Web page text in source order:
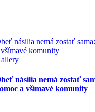
násilia nemá zostať
komunity
násilia nemá zostať
a všímavé komunity